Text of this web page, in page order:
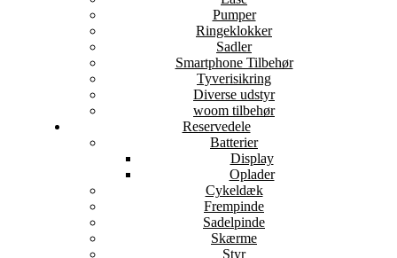
Pumper
Ringeklokker
Sadler
Smartphone Tilbehør
Tyverisikring
Diverse udstyr
woom tilbehør
Reservedele
Batterier
Display
Oplader
Cykeldæk
Frempinde
Sadelpinde
Skærme
Styr